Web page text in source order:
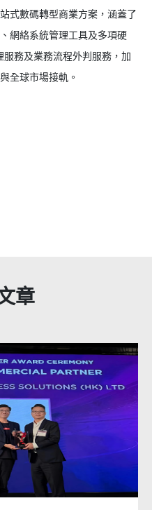
式數碼轉型商業方案，涵蓋了
網絡系統管理工具及多項硬
務及業務流程外判服務，加
全球市場接軌。
章